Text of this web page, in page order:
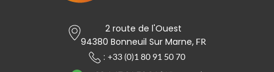
2 route de l'Ouest
94380 Bonneuil Sur Marne,FR
: +33 (0)1 80 91 50 70